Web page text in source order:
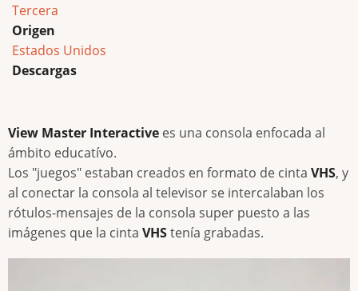
Tercera
Origen
Estados Unidos
Descargas
View Master Interactive es una consola enfocada al
ámbito educatívo.
Los "juegos" estaban creados en formato de cinta VHS, y
al conectar la consola al televisor se intercalaban los
rótulos-mensajes de la consola super puesto a las
imágenes que la cinta VHStenía grabadas.